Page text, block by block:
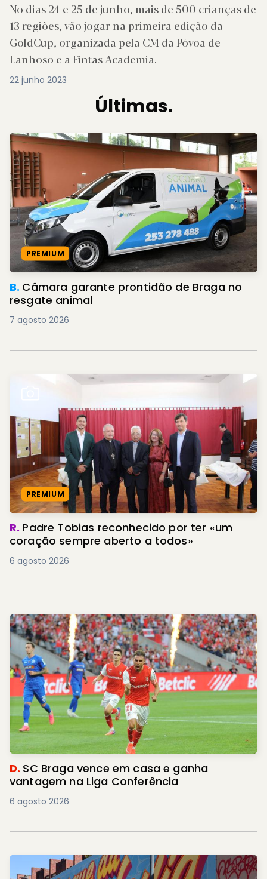
No dias 24 e 25 de junho, mais de 500 crianças de
13 regiões, vão jogar na primeira edição da
GoldCup, organizada pela CM da Póvoa de
Lanhoso e a Fintas Academia.
22 junho 2023
Últimas.
PREMIUM
B. Câmara garante prontidão de Braga no
resgate animal
7 agosto 2026
PREMIUM
R. Padre Tobias reconhecido por ter «um
coração sempre aberto a todos»
6 agosto 2026
D. SC Braga vence em casa e ganha
vantagem na Liga Conferência
6 agosto 2026